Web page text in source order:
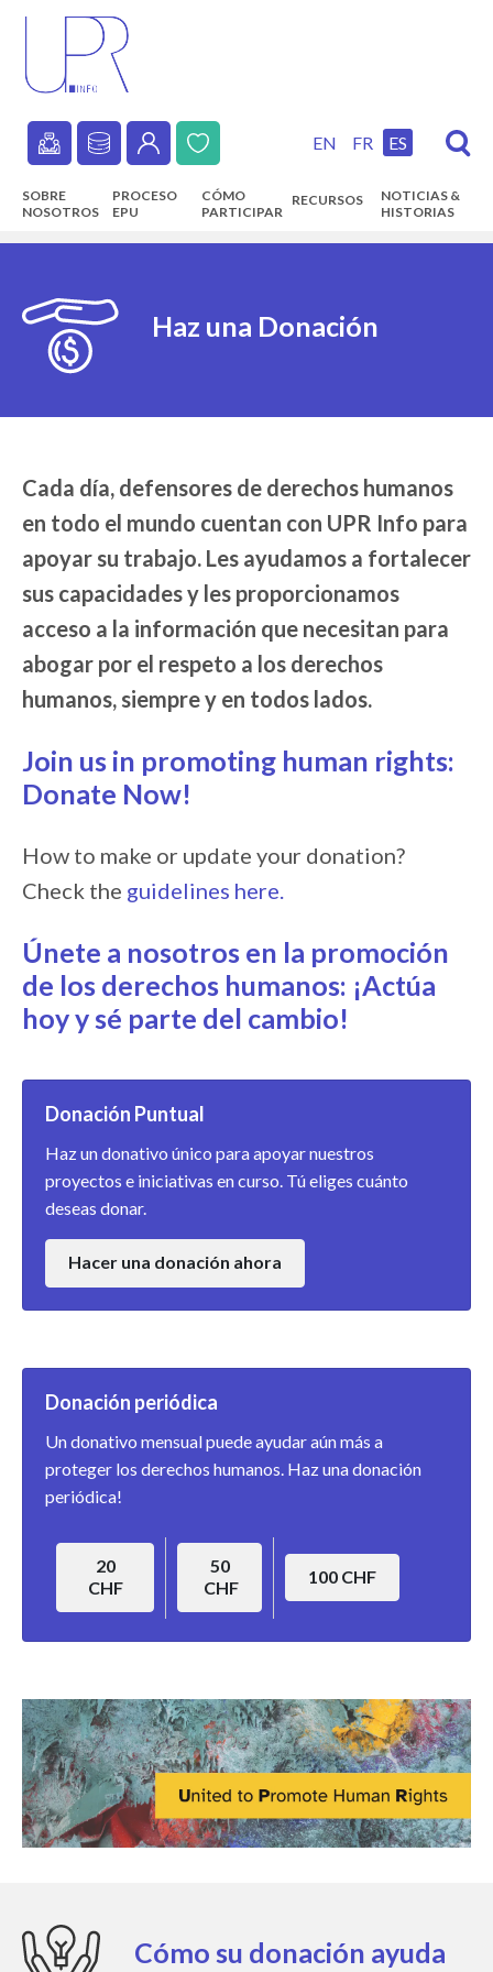
content
Secondary
navigation
EN FR ES
Main
SOBRE
NOSOTROS
PROCESO
EPU
CÓMO
PARTICIPAR
RECURSOS
NOTICIAS &
HISTORIAS
Haz una Donación
Cada día, defensores de derechos humanos
en todo el mundo cuentan con UPR Info para
apoyar su trabajo. Les ayudamos a fortalecer
sus capacidades y les proporcionamos
acceso a la información que necesitan para
abogar por el respeto a los derechos
humanos, siempre y en todos lados.
Join us in promoting human rights:
Donate Now!
How to make or update your donation?
Check the guidelines here.
Únete a nosotros en la promoción
de los derechos humanos: ¡Actúa
hoy y sé parte del cambio!
Donación Puntual
Haz un donativo único para apoyar nuestros
proyectos e iniciativas en curso. Tú eliges cuánto
deseas donar.
Hacer una donación ahora
Donación periódica
Un donativo mensual puede ayudar aún más a
proteger los derechos humanos. Haz una donación
periódica!
20
CHF
50
CHF
100 CHF
Cómo su donación ayuda